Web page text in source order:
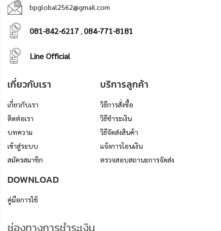
bpglobal2562@gmail.com
081-842-6217 , 084-771-8181
Line Official
เกี่ยวกับเรา
เกี่ยวกับเรา
ติดต่อเรา
บทความ
เข้าสู่ระบบ
สมัครสมาชิก
บริการลูกค้า
วิธีการสั่งซื้อ
วิธีชำระเงิน
วิธีจัดส่งสินค้า
แจ้งการโอนเงิน
ตรวจสอบสถานะการจัดส่ง
DOWNLOAD
คู่มือการใช้